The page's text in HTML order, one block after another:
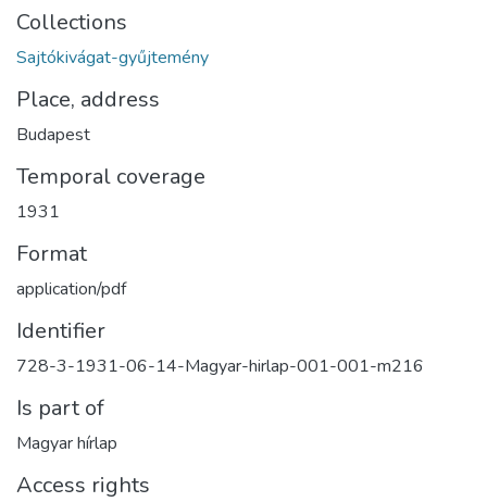
Collections
Sajtókivágat-gyűjtemény
Place, address
Budapest
Temporal coverage
1931
Format
application/pdf
Identifier
728-3-1931-06-14-Magyar-hirlap-001-001-m216
Is part of
Magyar hírlap
Access rights